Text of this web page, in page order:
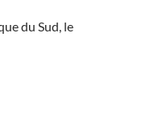
du Sud, le
Hlane, Afrique du Sud